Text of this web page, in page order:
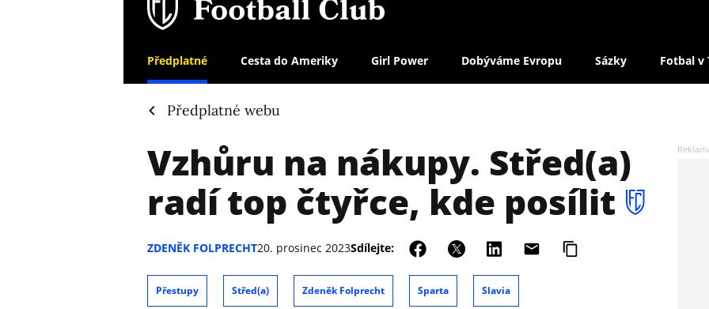
Předplatné Cesta do Ameriky Girl Power Dobýváme Evropu Sázky Fotbal v
Předplatné webu
Vzhůru na nákupy. Střed(a)
radí top čtyřce, kde posílit
ZDENĚK FOLPRECHT20. prosinec 2023Sdílejte:
Přestupy Střed(a) Zdeněk Folprecht Sparta Slavia